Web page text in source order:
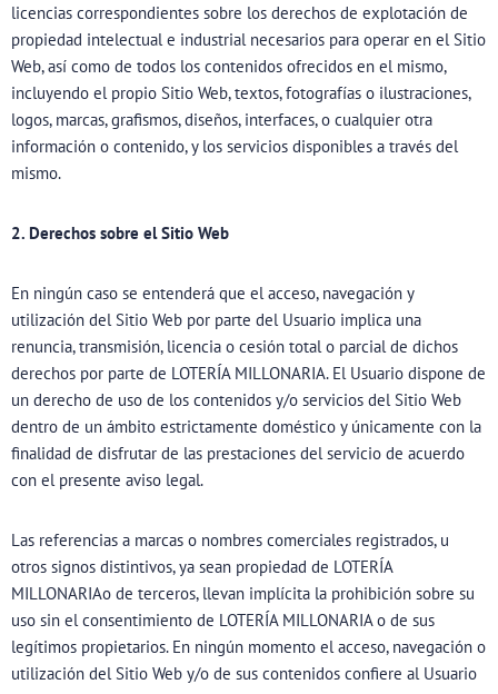
licencias correspondientes sobre los derechos de explotación de
propiedad intelectual e industrial necesarios para operar en el Sitio
Web, así como de todos los contenidos ofrecidos en el mismo,
incluyendo el propio Sitio Web, textos, fotografías o ilustraciones,
logos, marcas, grafismos, diseños, interfaces, o cualquier otra
información o contenido, y los servicios disponibles a través del
mismo.
2. Derechos sobre el Sitio Web
En ningún caso se entenderá que el acceso, navegación y
utilización del Sitio Web por parte del Usuario implica una
renuncia, transmisión, licencia o cesión total o parcial de dichos
derechos por parte de LOTERÍA MILLONARIA. El Usuario dispone de
un derecho de uso de los contenidos y/o servicios del Sitio Web
dentro de un ámbito estrictamente doméstico y únicamente con la
finalidad de disfrutar de las prestaciones del servicio de acuerdo
con el presente aviso legal.
Las referencias a marcas o nombres comerciales registrados, u
otros signos distintivos, ya sean propiedad de LOTERÍA
MILLONARIAo de terceros, llevan implícita la prohibición sobre su
uso sin el consentimiento de LOTERÍA MILLONARIA o de sus
legítimos propietarios. En ningún momento el acceso, navegación o
utilización del Sitio Web y/o de sus contenidos confiere al Usuario